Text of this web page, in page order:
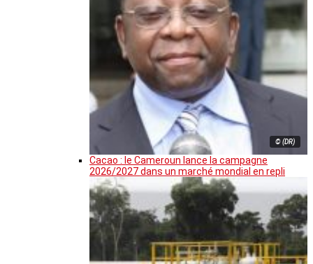
© (DR)
Cacao : le Cameroun lance la campagne
2026/2027 dans un marché mondial en repli